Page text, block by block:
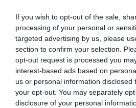
If you wish to opt-out of the sale,
processing of your personal or
targeted advertising by us, please
section to confirm your selection.
opt-out request is processed you
interest-based ads based on
us or personal information disclosed
your opt-out. You may separately
disclosure of your personal
πάνω σε παρκαρισμένο
05.08.2026 | 20:57